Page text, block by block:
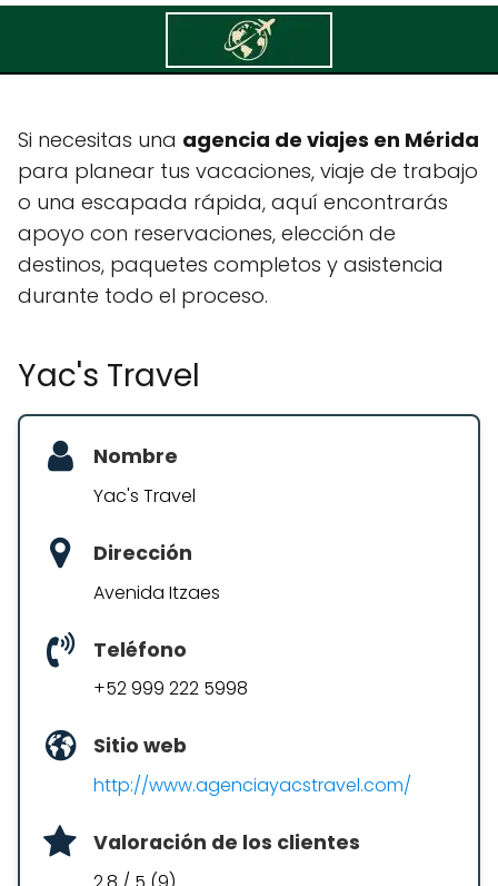
Yac's Travel
Si necesitas una agencia de viajes en Mérida
para planear tus vacaciones, viaje de trabajo
o una escapada rápida, aquí encontrarás
apoyo con reservaciones, elección de
destinos, paquetes completos y asistencia
durante todo el proceso.
Yac's Travel
Nombre
Yac's Travel
Dirección
Avenida Itzaes
Teléfono
+52 999 222 5998
Sitio web
http://www.agenciayacstravel.com/
Valoración de los clientes